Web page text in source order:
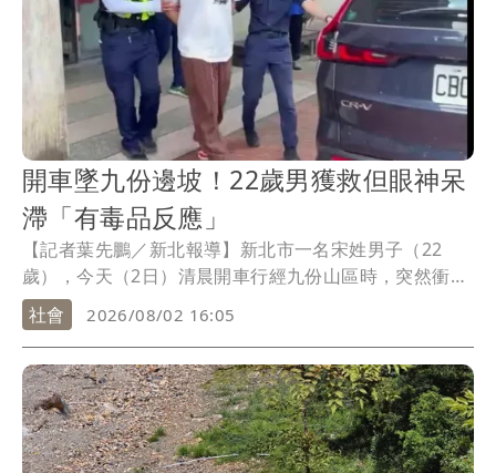
開車墜九份邊坡！22歲男獲救但眼神呆
滯「有毒品反應」
【記者葉先鵬／新北報導】新北市一名宋姓男子（22
歲），今天（2日）清晨開車行經九份山區時，突然衝出
路面，連人帶車墜入邊坡，事後警方發現宋男精神恍
惚，唾液快篩呈現苯二氮平類陽性反應，因此將依公共
危險罪送辦。
社會 2026/08/02 16:05